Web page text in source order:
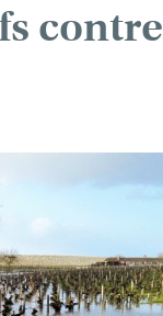
contre